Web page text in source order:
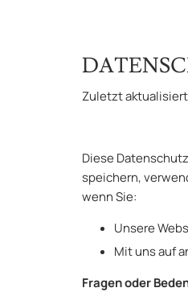
Zuletzt
Diese
speichern,
wenn Sie:
Unsere
Mit uns auf
Fragen oder